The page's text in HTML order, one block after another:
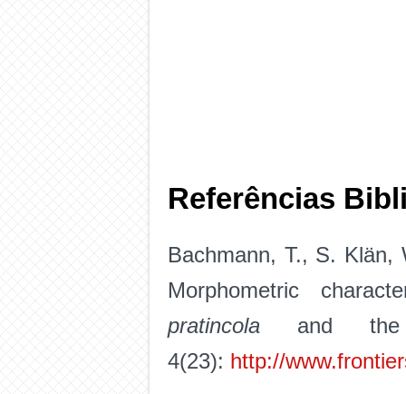
Referências
Bachmann, T., S. Klän,
Morphometric
pratincola and the
4(23): http://